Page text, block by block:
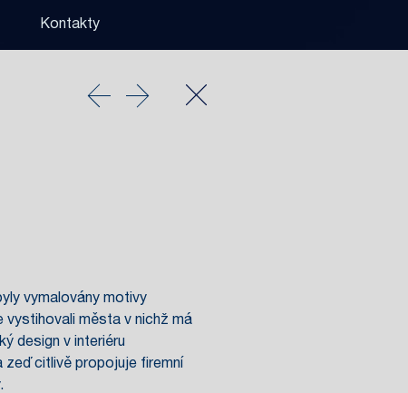
Kontakty
vymalovány motivy
vystihovali města v nichž má
design v interiéru
zeď citlivě propojuje firemní